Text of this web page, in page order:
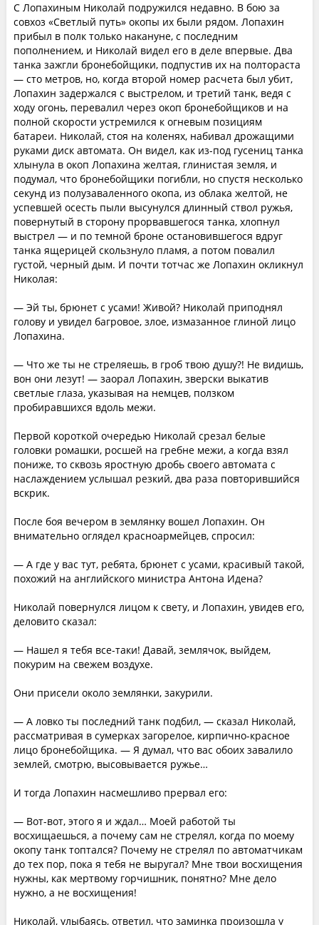
С Лопахиным Николай подружился недавно. В бою за
совхоз «Светлый путь» окопы их были рядом. Лопахин
прибыл в полк только накануне, с последним
пополнением, и Николай видел его в деле впервые. Два
танка зажгли бронебойщики, подпустив их на полтораста
— сто метров, но, когда второй номер расчета был убит,
Лопахин задержался с выстрелом, и третий танк, ведя с
ходу огонь, перевалил через окоп бронебойщиков и на
полной скорости устремился к огневым позициям
батареи. Николай, стоя на коленях, набивал дрожащими
руками диск автомата. Он видел, как из-под гусениц танка
хлынула в окоп Лопахина желтая, глинистая земля, и
подумал, что бронебойщики погибли, но спустя несколько
секунд из полузаваленного окопа, из облака желтой, не
успевшей осесть пыли высунулся длинный ствол ружья,
повернутый в сторону прорвавшегося танка, хлопнул
выстрел — и по темной броне остановившегося вдруг
танка ящерицей скользнуло пламя, а потом повалил
густой, черный дым. И почти тотчас же Лопахин окликнул
Николая:
— Эй ты, брюнет с усами! Живой? Николай приподнял
голову и увидел багровое, злое, измазанное глиной лицо
Лопахина.
— Что же ты не стреляешь, в гроб твою душу?! Не видишь,
вон они лезут! — заорал Лопахин, зверски выкатив
светлые глаза, указывая на немцев, ползком
пробиравшихся вдоль межи.
Первой короткой очередью Николай срезал белые
головки ромашки, росшей на гребне межи, а когда взял
пониже, то сквозь яростную дробь своего автомата с
наслаждением услышал резкий, два раза повторившийся
вскрик.
После боя вечером в землянку вошел Лопахин. Он
внимательно оглядел красноармейцев, спросил:
— А где у вас тут, ребята, брюнет с усами, красивый такой,
похожий на английского министра Антона Идена?
Николай повернулся лицом к свету, и Лопахин, увидев его,
деловито сказал:
— Нашел я тебя все-таки! Давай, землячок, выйдем,
покурим на свежем воздухе.
Они присели около землянки, закурили.
— А ловко ты последний танк подбил, — сказал Николай,
рассматривая в сумерках загорелое, кирпично-красное
лицо бронебойщика. — Я думал, что вас обоих завалило
землей, смотрю, высовывается ружье…
И тогда Лопахин насмешливо прервал его:
— Вот-вот, этого я и ждал… Моей работой ты
восхищаешься, а почему сам не стрелял, когда по моему
окопу танк топтался? Почему не стрелял по автоматчикам
до тех пор, пока я тебя не выругал? Мне твои восхищения
нужны, как мертвому горчишник, понятно? Мне дело
нужно, а не восхищения!
Николай, улыбаясь, ответил, что заминка произошла у